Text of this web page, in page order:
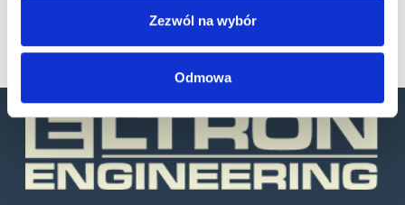
Zezwól na wybór
Odmowa
Akcesoria, Skanery stacjonarne